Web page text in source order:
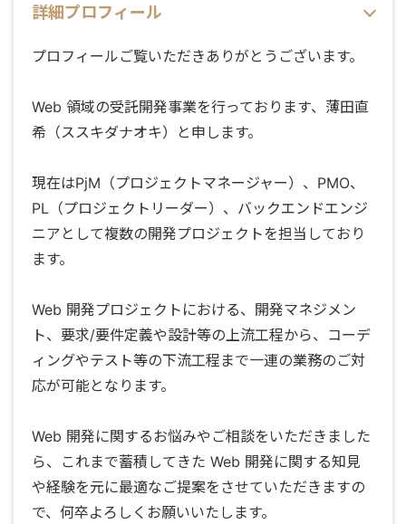
詳細プロフィール
プロフィールご覧いただきありがとうございます。
Web 領域の受託開発事業を行っております、薄田直
希（ススキダナオキ）と申します。
現在はPjM（プロジェクトマネージャー）、PMO、
PL（プロジェクトリーダー）、バックエンドエンジ
ニアとして複数の開発プロジェクトを担当しており
ます。
Web 開発プロジェクトにおける、開発マネジメン
ト、要求/要件定義や設計等の上流工程から、コーデ
ィングやテスト等の下流工程まで一連の業務のご対
応が可能となります。
Web 開発に関するお悩みやご相談をいただきました
ら、これまで蓄積してきた Web 開発に関する知見
や経験を元に最適なご提案をさせていただきますの
で、何卒よろしくお願いいたします。